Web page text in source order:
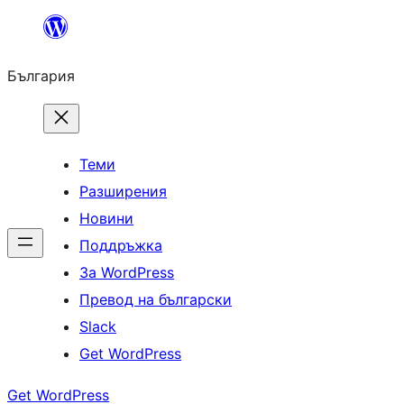
България
Теми
Разширения
Новини
Поддръжка
За WordPress
Превод на български
Slack
Get WordPress
Get WordPress